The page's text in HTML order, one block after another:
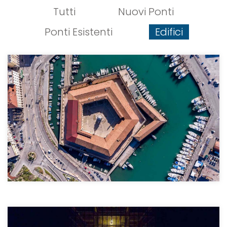
Tutti
Nuovi Ponti
Ponti Esistenti
Edifici